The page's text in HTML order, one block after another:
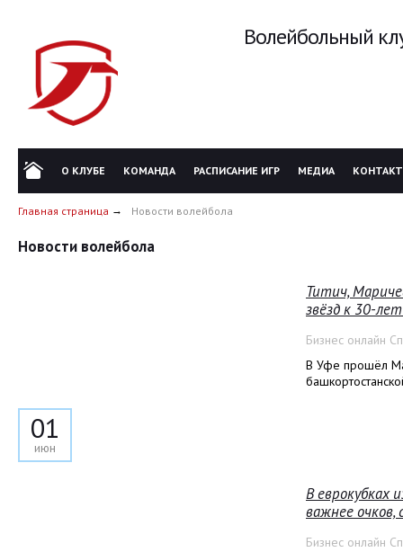
Волейбольный
О КЛУБЕ КОМАНДА РАСПИСАНИЕ ИГР МЕДИА
Главная страница Новости волейбола
Новости волейбола
01
июн
Титич,
звёзд к 30-
Бизнес онлайн
В Уфе прошёл
В еврокубках
важнее
Бизнес онлайн